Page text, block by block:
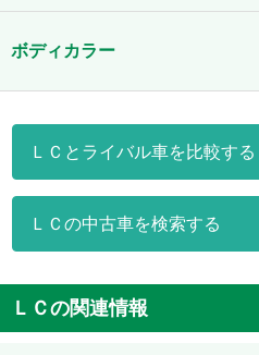
ボディカラー
ＬＣとライバル車を比較する
ＬＣの中古車を検索する
ＬＣの関連情報